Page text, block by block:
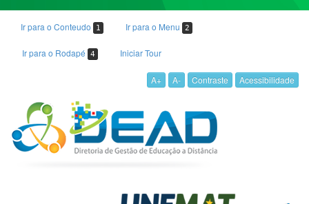
Ir para o Conteudo 1 Ir para o Menu 2
Ir para o Rodapé 4 Iniciar Tour
A+ A- Contraste Acessibilidade